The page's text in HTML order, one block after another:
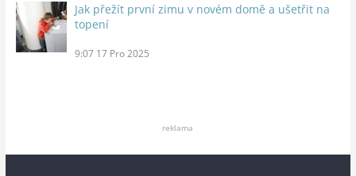
Jak přežít první zimu v novém domě a ušetřit na
topení
9:07 17 Pro 2025
reklama